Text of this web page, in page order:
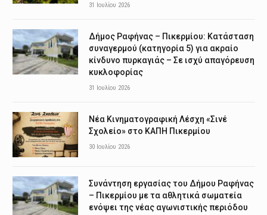
31 Ιουλίου 2026
Δήμος Ραφήνας – Πικερμίου: Κατάσταση
συναγερμού (κατηγορία 5) για ακραίο
κίνδυνο πυρκαγιάς – Σε ισχύ απαγόρευση
κυκλοφορίας
31 Ιουλίου 2026
Νέα Κινηματογραφική Λέσχη «Σινέ
Σχολείο» στο ΚΑΠΗ Πικερμίου
30 Ιουλίου 2026
Συνάντηση εργασίας του Δήμου Ραφήνας
– Πικερμίου με τα αθλητικά σωματεία
ενόψει της νέας αγωνιστικής περιόδου